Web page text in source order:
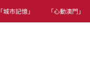
「城市記憶」 「心動澳門」